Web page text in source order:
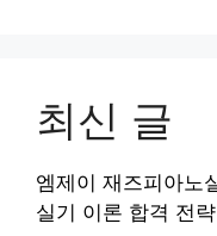
최신 글
엠제이 재즈피아노
실기 이론 합격 전략